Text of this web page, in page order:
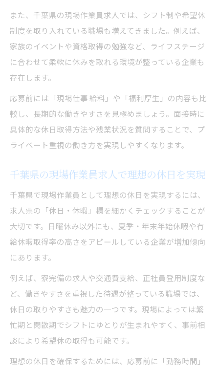
また、千葉県の現場作業員求人では、シフト制や希望休
制度を取り入れている職場も増えてきました。例えば、
家族のイベントや資格取得の勉強など、ライフステージ
に合わせて柔軟に休みを取れる環境が整っている企業も
存在します。
応募前には「現場仕事 給料」や「福利厚生」の内容も比
較し、長期的な働きやすさを見極めましょう。面接時に
具体的な休日取得方法や残業状況を質問することで、プ
ライベート重視の働き方を実現しやすくなります。
千葉県の現場作業員求人で理想の休日を実現
千葉県で現場作業員として理想の休日を実現するには、
求人票の「休日・休暇」欄を細かくチェックすることが
大切です。日曜休み以外にも、夏季・年末年始休暇や有
給休暇取得率の高さをアピールしている企業が増加傾向
にあります。
例えば、寮完備の求人や交通費支給、正社員登用制度な
ど、働きやすさを重視した待遇が整っている職場では、
休日の取りやすさも魅力の一つです。現場によっては繁
忙期と閑散期でシフトにゆとりが生まれやすく、事前相
談により希望休の取得も可能です。
理想の休日を確保するためには、応募前に「勤務時間」